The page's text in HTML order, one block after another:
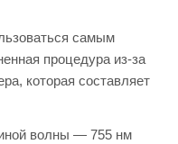
самым
процедура из-за
которая составляет
волны — 755 нм